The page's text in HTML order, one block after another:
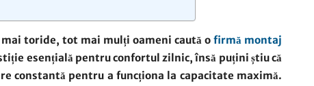
presa
toride, tot mai mulți oameni caută o firmă montaj
esențială pentru confortul zilnic, însă puțini știu că
constantă pentru a funcționa la capacitate maximă.